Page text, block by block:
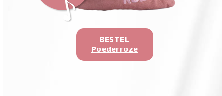
BESTEL
Poederroze